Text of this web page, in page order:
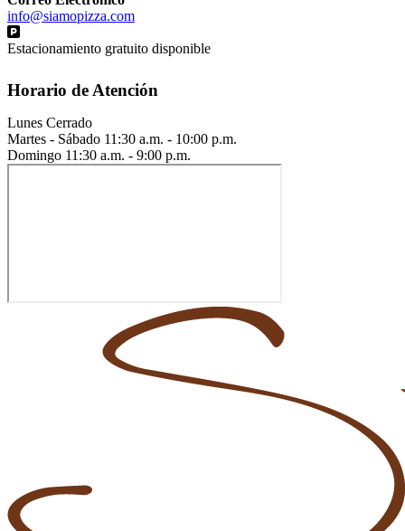
info@siamopizza.com
Estacionamiento gratuito disponible
Horario de Atención
Lunes Cerrado
Martes - Sábado 11:30 a.m. - 10:00 p.m.
Domingo 11:30 a.m. - 9:00 p.m.